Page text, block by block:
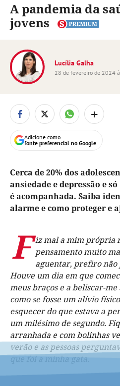
A pandemia da
jovens
Lucília Galha
28 de fevereiro de 2024
+
Adicione como
fonte preferencial no Google
Cerca de 20% dos
ansiedade e depressão e
é acompanhada. Saiba
alarme e como proteger e
F iz mal a mim própria
pensamento muito
aguentar, prefiro
Houve um dia em que
meus braços e a beliscar-me
como se fosse um alívio
esquecer do que estava a
um milésimo de segundo.
arranhada e com bolinhas
verão e as pessoas
que foi a minha gata.